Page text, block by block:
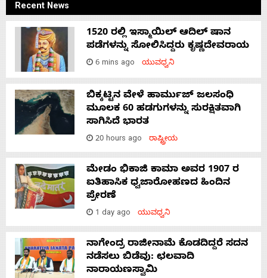
Recent News
1520 ರಲ್ಲಿ ಇಸ್ಮಾಯಿಲ್ ಆದಿಲ್ ಷಾನ
ಪಡೆಗಳನ್ನು ಸೋಲಿಸಿದ್ದರು ಕೃಷ್ಣದೇವರಾಯ
6 mins ago ಯುವಧ್ವನಿ
ಬಿಕ್ಕಟ್ಟಿನ ವೇಳೆ ಹಾರ್ಮುಜ್ ಜಲಸಂಧಿ
ಮೂಲಕ 60 ಹಡಗುಗಳನ್ನು ಸುರಕ್ಷಿತವಾಗಿ
ಸಾಗಿಸಿದೆ ಭಾರತ
20 hours ago ರಾಷ್ಟ್ರೀಯ
ಮೇಡಂ ಭಿಕಾಜಿ ಕಾಮಾ ಅವರ 1907 ರ
ಐತಿಹಾಸಿಕ ಧ್ವಜಾರೋಹಣದ ಹಿಂದಿನ
ಪ್ರೇರಣೆ
1 day ago ಯುವಧ್ವನಿ
ನಾಗೇಂದ್ರ ರಾಜೀನಾಮೆ ಕೊಡದಿದ್ದರೆ ಸದನ
ನಡೆಸಲು ಬಿಡೆವು: ಛಲವಾದಿ
ನಾರಾಯಣಸ್ವಾಮಿ